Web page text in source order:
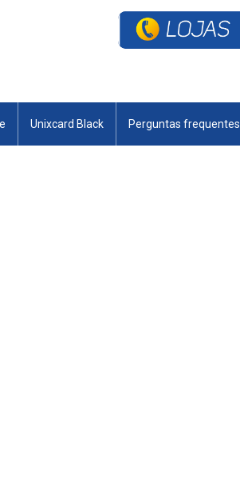
Unixcard Black Perguntas frequentes